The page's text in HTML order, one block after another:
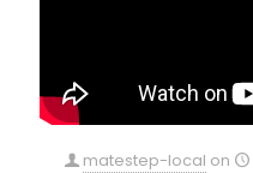
matestep-local on